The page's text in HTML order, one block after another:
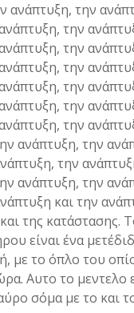
ανάπτυξη, την
την
την
την
την
την
την
ανάπτυξη, την
την
ανάπτυξη, την
και την
της
είναι ένα
με το όπλο του
Αυτο το
σόμα με το και